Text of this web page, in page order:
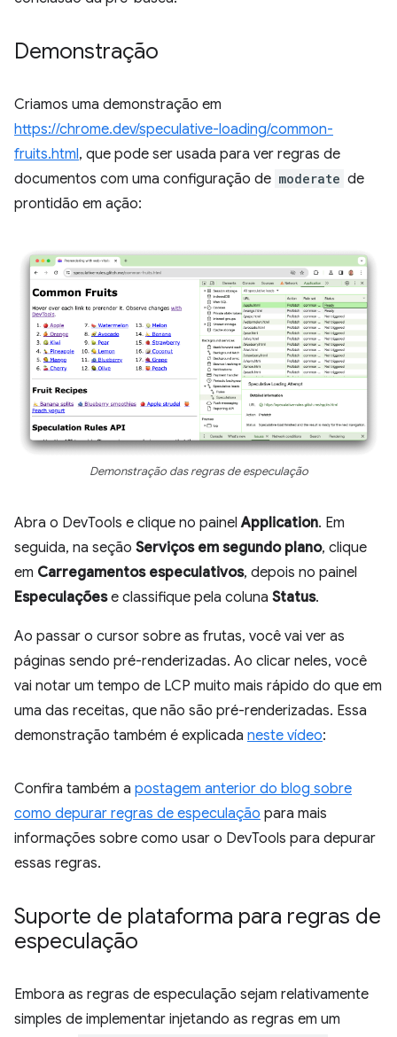
Demonstração
Criamos uma demonstração em
https://chrome.dev/speculative-loading/common-
fruits.html, que pode ser usada para ver regras de
documentos com uma configuração de moderate de
prontidão em ação:
Demonstração das regras de especulação
Abra o DevTools e clique no painelApplication. Em
seguida, na seção Serviços em segundo plano, clique
em Carregamentos especulativos, depois no painel
Especulaçõese classifique pela coluna Status.
Ao passar o cursor sobre as frutas, você vai ver as
páginas sendo pré-renderizadas. Ao clicar neles, você
vai notar um tempo de LCP muito mais rápido do que em
uma das receitas, que não são pré-renderizadas. Essa
demonstração também é explicada neste vídeo:
Confira também a postagem anterior do blog sobre
como depurar regras de especulação para mais
informações sobre como usar o DevTools para depurar
essas regras.
Suporte de plataforma para regras de
especulação
Embora as regras de especulação sejam relativamente
simples de implementar injetando as regras em um